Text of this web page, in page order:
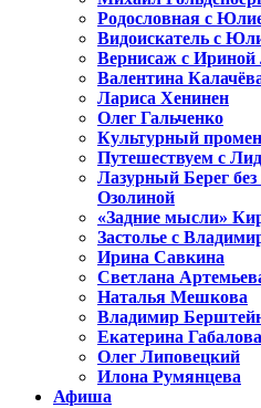
Родословная с
Видоискатель с
Вернисаж с Ириной
Валентина
Лариса Хенинен
Олег Гальченко
Культурный
Путешествуем с
Лазурный Берег
Озолиной
«Задние мысли»
Застолье с
Ирина Савкина
Светлана
Наталья Мешкова
Владимир
Екатерина Габалова
Олег Липовецкий
Илона Румянцева
Афиша